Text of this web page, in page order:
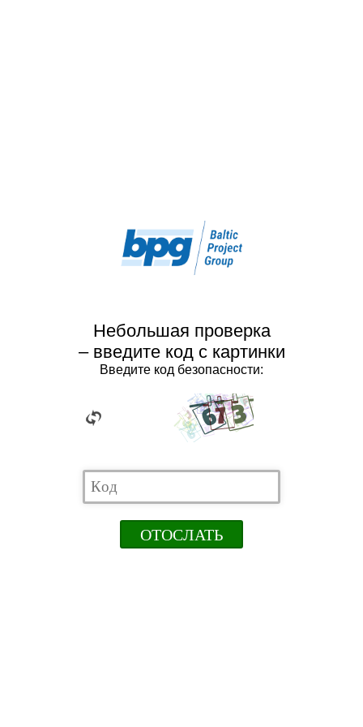
Небольшая проверка
– введите код с картинки
Введите код безопасности: